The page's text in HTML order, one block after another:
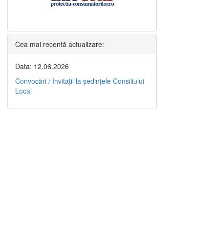
Cea mai recentă actualizare:
Data: 12.06.2026
Convocări / Invitaţii la şedinţele Consiliului
Local